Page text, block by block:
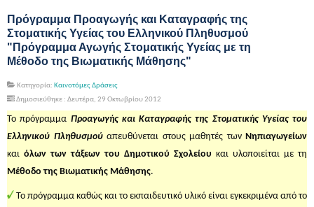
Πρόγραμμα Προαγωγής και Καταγραφής της
Στοματικής Υγείας του Ελληνικού Πληθυσμού
"Πρόγραμμα Αγωγής Στοματικής Υγείας με τη
Μέθοδο της Βιωματικής Μάθησης"
Κατηγορία: Καινοτόμες Δράσεις
Δημοσιεύθηκε : Δευτέρα, 29 Οκτωβρίου 2012
Το πρόγραμμα Προαγωγής και Καταγραφής της Στοματικής Υγείας του
Ελληνικού Πληθυσμούαπευθύνεται στους μαθητές των Νηπιαγωγείων
και όλων των τάξεων του Δημοτικού Σχολείου και υλοποιείται με τη
Μέθοδο της Βιωματικής Μάθησης.
Το πρόγραμμα καθώς και το εκπαιδευτικό υλικό είναι εγκεκριμένα από το